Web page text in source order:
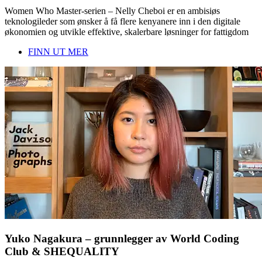
Women Who Master-serien – Nelly Cheboi er en ambisiøs
teknologileder som ønsker å få flere kenyanere inn i den digitale
økonomien og utvikle effektive, skalerbare løsninger for fattigdom
FINN UT MER
Yuko Nagakura – grunnlegger av World Coding
Club & SHEQUALITY